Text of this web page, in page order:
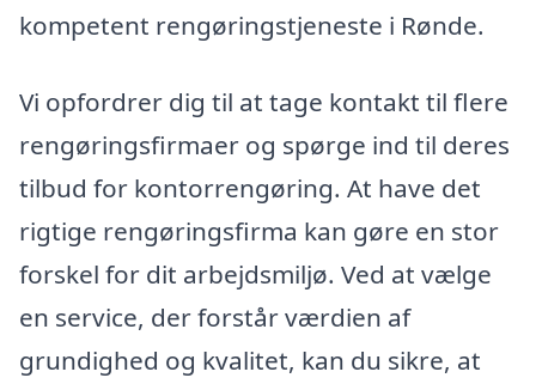
kompetent rengøringstjeneste i Rønde.
Vi opfordrer dig til at tage kontakt til flere
rengøringsfirmaer og spørge ind til deres
tilbud for kontorrengøring. At have det
rigtige rengøringsfirma kan gøre en stor
forskel for dit arbejdsmiljø. Ved at vælge
en service, der forstår værdien af
grundighed og kvalitet, kan du sikre, at